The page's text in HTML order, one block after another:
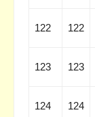
122 122
123 123
124 124